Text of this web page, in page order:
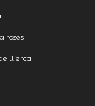
roses
llierca